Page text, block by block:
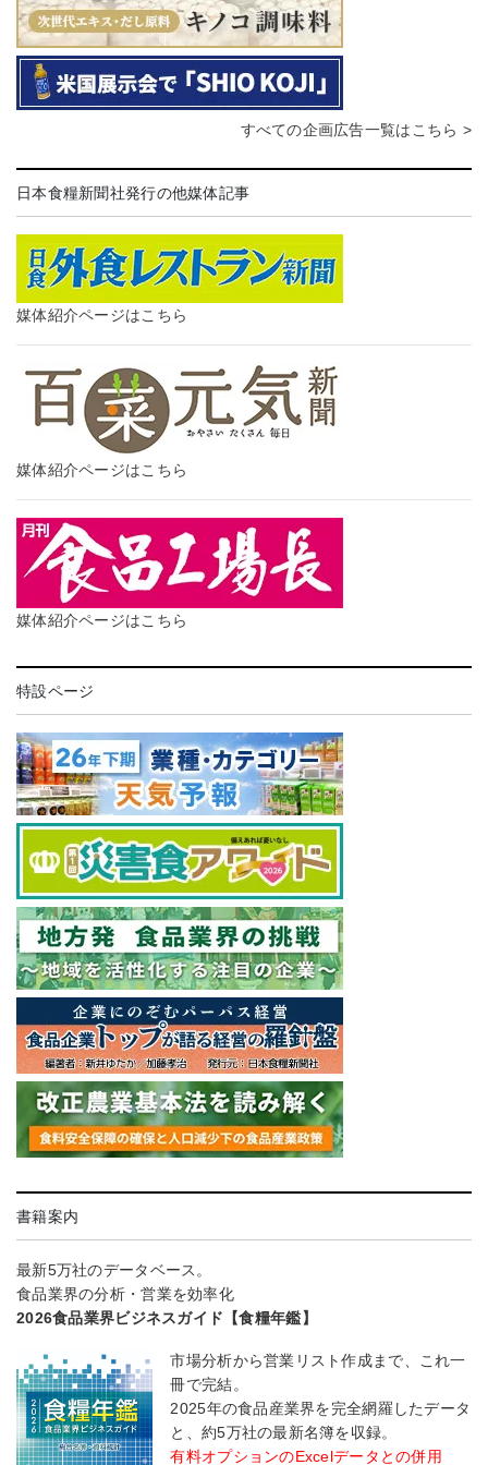
すべての企画広告一覧はこちら >
日本食糧新聞社発行の他媒体記事
媒体紹介ページはこちら
媒体紹介ページはこちら
媒体紹介ページはこちら
特設ページ
書籍案内
最新5万社のデータベース。
食品業界の分析・営業を効率化
2026食品業界ビジネスガイド【食糧年鑑】
市場分析から営業リスト作成まで、これ一
冊で完結。
2025年の食品産業界を完全網羅したデータ
と、約5万社の最新名簿を収録。
有料オプションのExcelデータとの併用